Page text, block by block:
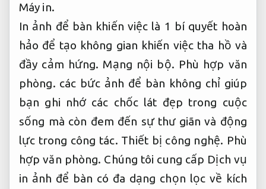
Máy in.
In ảnh để bàn khiến việc là 1 bí quyết hoàn
hảo để tạo không gian khiến việc tha hồ và
đầy cảm hứng. Mạng nội bộ. Phù hợp văn
phòng. các bức ảnh để bàn không chỉ giúp
bạn ghi nhớ các chốc lát đẹp trong cuộc
sống mà còn đem đến sự thư giãn và động
lực trong công tác. Thiết bị công nghệ. Phù
hợp văn phòng. Chúng tôi cung cấp Dịch vụ
in ảnh để bàn có đa dạng chọn lọc về kích